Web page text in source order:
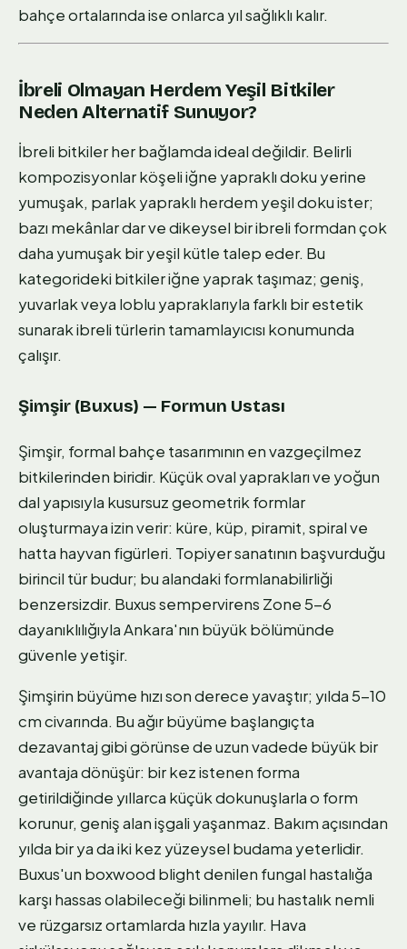
bahçe ortalarında ise onlarca yıl sağlıklı kalır.
İbreli Olmayan Herdem Yeşil Bitkiler
Neden Alternatif Sunuyor?
İbreli bitkiler her bağlamda ideal değildir. Belirli
kompozisyonlar köşeli iğne yapraklı doku yerine
yumuşak, parlak yapraklı herdem yeşil doku ister;
bazı mekânlar dar ve dikeysel bir ibreli formdan çok
daha yumuşak bir yeşil kütle talep eder. Bu
kategorideki bitkiler iğne yaprak taşımaz; geniş,
yuvarlak veya loblu yapraklarıyla farklı bir estetik
sunarak ibreli türlerin tamamlayıcısı konumunda
çalışır.
Şimşir (Buxus) — Formun Ustası
Şimşir, formal bahçe tasarımının en vazgeçilmez
bitkilerinden biridir. Küçük oval yaprakları ve yoğun
dal yapısıyla kusursuz geometrik formlar
oluşturmaya izin verir: küre, küp, piramit, spiral ve
hatta hayvan figürleri. Topiyer sanatının başvurduğu
birincil tür budur; bu alandaki formlanabilirliği
benzersizdir. Buxus sempervirens Zone 5-6
dayanıklılığıyla Ankara'nın büyük bölümünde
güvenle yetişir.
Şimşirin büyüme hızı son derece yavaştır; yılda 5-10
cm civarında. Bu ağır büyüme başlangıçta
dezavantaj gibi görünse de uzun vadede büyük bir
avantaja dönüşür: bir kez istenen forma
getirildiğinde yıllarca küçük dokunuşlarla o form
korunur, geniş alan işgali yaşanmaz. Bakım açısından
yılda bir ya da iki kez yüzeysel budama yeterlidir.
Buxus'un boxwood blight denilen fungal hastalığa
karşı hassas olabileceği bilinmeli; bu hastalık nemli
ve rüzgarsız ortamlarda hızla yayılır. Hava